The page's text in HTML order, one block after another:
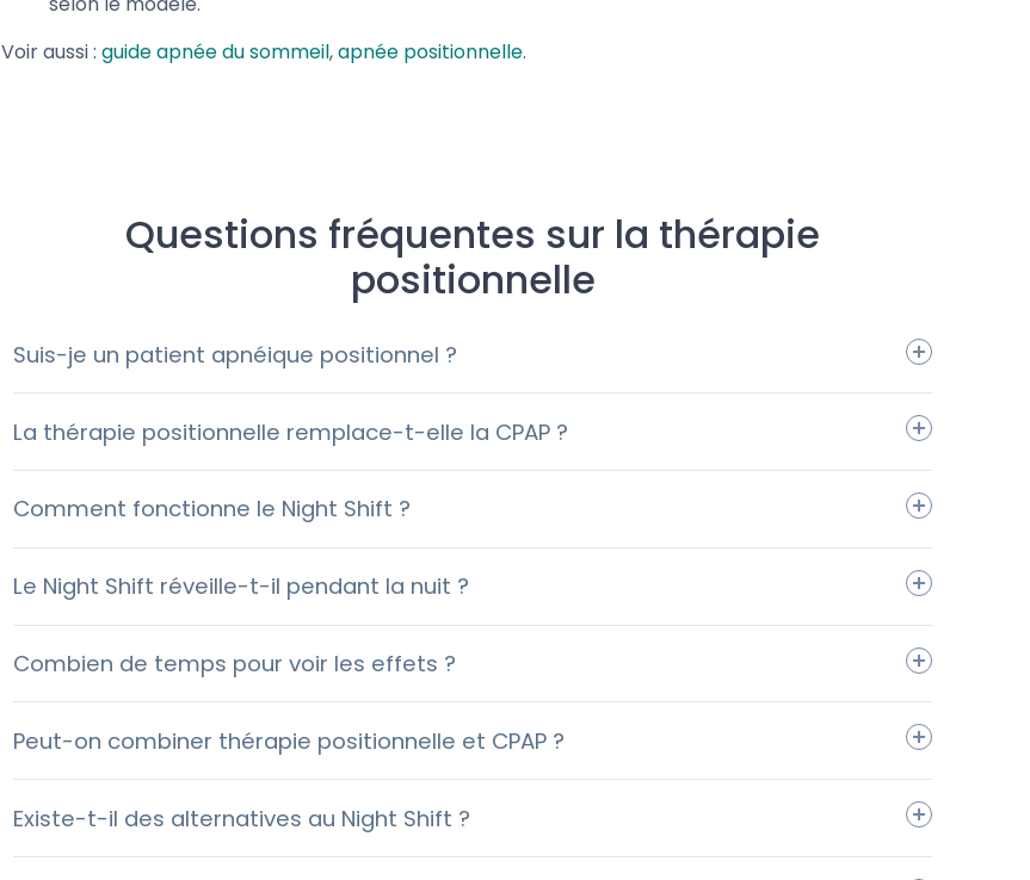
Voir aussi : guide apnée du sommeil,apnée positionnelle.
Questions fréquentes sur la thérapie
positionnelle
Suis-je un patient apnéique positionnel ?
La thérapie positionnelle remplace-t-elle la CPAP ?
Comment fonctionne le Night Shift ?
Le Night Shift réveille-t-il pendant la nuit ?
Combien de temps pour voir les effets ?
Peut-on combiner thérapie positionnelle et CPAP ?
Existe-t-il des alternatives au Night Shift ?